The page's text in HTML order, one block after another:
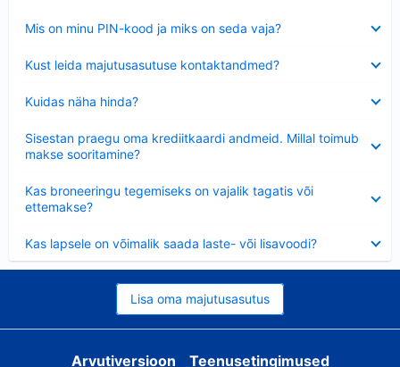
Mis on minu PIN-kood ja miks on seda vaja?
Kust leida majutusasutuse kontaktandmed?
Kuidas näha hinda?
Sisestan praegu oma krediitkaardi andmeid. Millal toimub
makse sooritamine?
Kas broneeringu tegemiseks on vajalik tagatis või
ettemakse?
Kas lapsele on võimalik saada laste- või lisavoodi?
Lisa oma majutusasutus
Arvutiversioon
Teenusetingimused